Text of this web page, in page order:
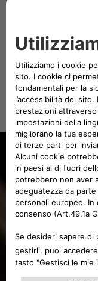
CARROZZERIA
Grand Prix